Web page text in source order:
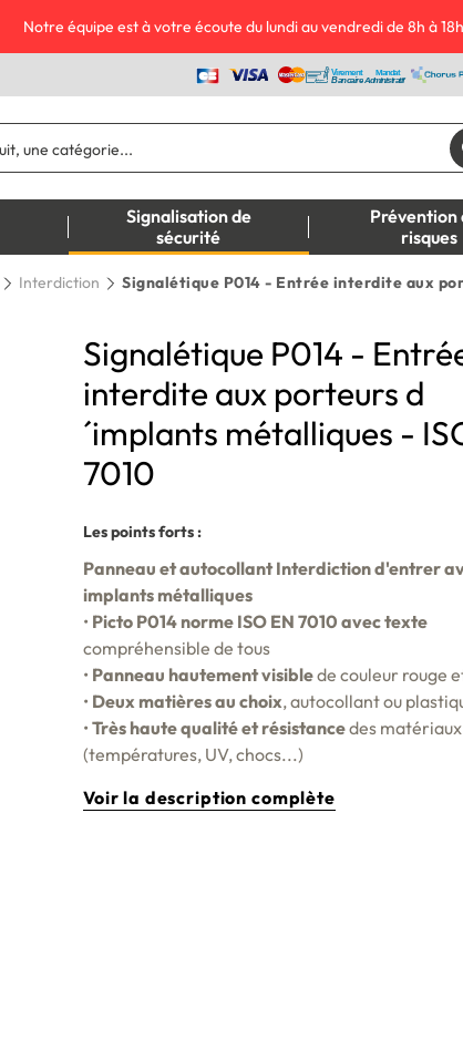
Notre équipe est à votre écoute du lundi au vendredi de 8h à
Signalisation de
sécurité
Prévention
risques
Interdiction Signalétique P014 - Entrée interdite aux
Signalétique P014 -
interdite aux porteurs d
´implants métalliques -
7010
Les points forts :
Panneau et autocollant Interdiction d'entrer
implants métalliques
• Picto P014 norme ISO EN 7010 avec texte
compréhensible de tous
• Panneau hautement visiblede couleur rouge
• Deux matières au choix, autocollant ou
• Très haute qualité et résistancedes matériaux
(températures, UV, chocs...)
Voir la description complète